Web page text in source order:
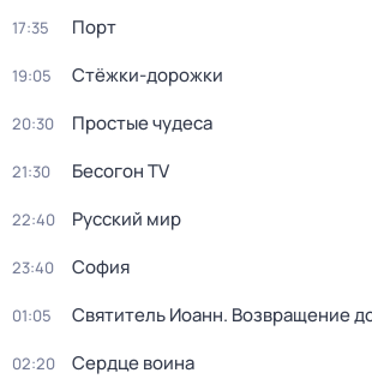
17:35 Порт
19:05 Стёжки-дорожки
20:30 Простые чудеса
21:30 Бесогон TV
22:40 Русский мир
23:40 София
01:05 Святитель Иоанн. Возвращение
02:20 Сердце воина